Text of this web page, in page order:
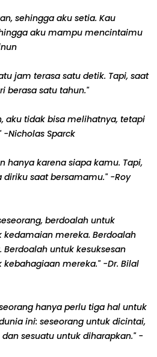
sehingga aku setia. Kau
aku mampu mencintaimu
jam terasa satu detik. Tapi, saat
berasa satu tahun."
aku tidak bisa melihatnya, tetapi
Nicholas Sparck
hanya karena siapa kamu. Tapi,
saat bersamamu." -Roy
berdoalah untuk
kedamaian mereka. Berdoalah
untuk kesuksesan
mereka." -Dr. Bilal
hanya perlu tiga hal untuk
ini: seseorang untuk dicintai,
sesuatu untuk diharapkan." -